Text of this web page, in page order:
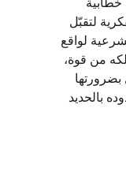
لتقبّل
لواقع
من قوة،
بضرورتها
بالحديد